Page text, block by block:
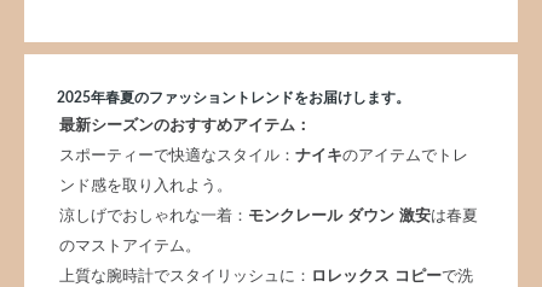
2025年春夏のファッショントレンドをお届けします。
最新シーズンのおすすめアイテム：
スポーティーで快適なスタイル： ナイキのアイテムでトレ
ンド感を取り入れよう。
涼しげでおしゃれな一着： モンクレール ダウン 激安は春夏
のマストアイテム。
上質な腕時計でスタイリッシュに： ロレックス コピーで洗